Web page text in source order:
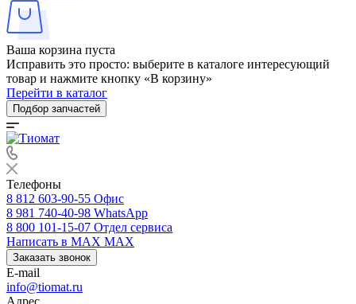
Ваша корзина пуста
Исправить это просто: выберите в каталоге интересующий
товар и нажмите кнопку «В корзину»
Перейти в каталог
Подбор запчастей
Телефоны
8 812 603-90-55 Офис
8 981 740-40-98 WhatsApp
8 800 101-15-07 Отдел сервиса
Написать в MAX MAX
Заказать звонок
E-mail
info@tiomat.ru
Адрес